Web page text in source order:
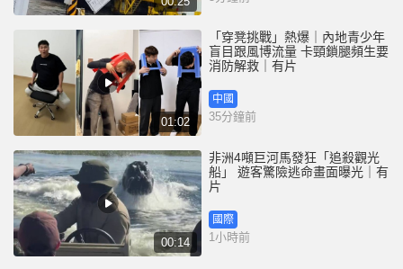
01:02
「穿凳挑戰」熱爆｜內地青少年
盲目跟風博流量 卡頸鎖腿頻生要
消防解救｜有片
中國
35分鐘前
00:14
非洲4噸巨河馬發狂「追殺觀光
船」 遊客驚險逃命畫面曝光｜有
片
國際
1小時前